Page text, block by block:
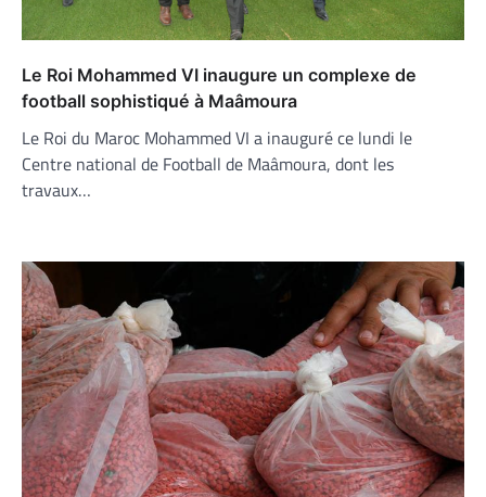
Le Roi Mohammed VI inaugure un complexe de
football sophistiqué à Maâmoura
Le Roi du Maroc Mohammed VI a inauguré ce lundi le
Centre national de Football de Maâmoura, dont les
travaux…